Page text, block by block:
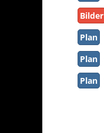
Bilder
Plan
Plan
Plan